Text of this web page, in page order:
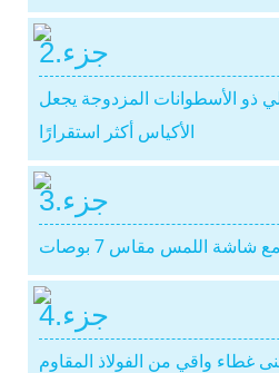
جزء.2
ذو الأسطوانات المزدوجة يجعل
الأكياس أكثر استقرارًا
جزء.3
اللمس مقاس 7 بوصات
جزء.4
غطاء واقي من الفولاذ المقاوم